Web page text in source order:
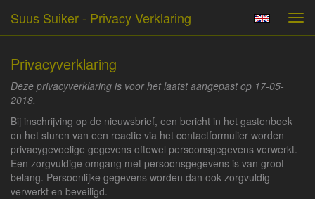
Suus Suiker - Privacy Verklaring
Privacyverklaring
Deze privacyverklaring is voor het laatst aangepast op 17-05-
2018.
Bij inschrijving op de nieuwsbrief, een bericht in het gastenboek
en het sturen van een reactie via het contactformulier worden
privacygevoelige gegevens oftewel persoonsgegevens verwerkt.
Een zorgvuldige omgang met persoonsgegevens is van groot
belang. Persoonlijke gegevens worden dan ook zorgvuldig
verwerkt en beveiligd.